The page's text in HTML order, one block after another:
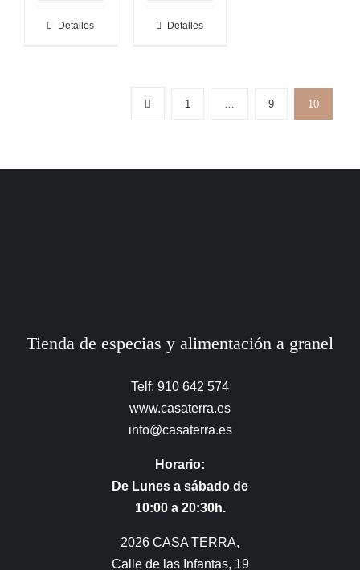
Detalles Detalles
1 9 10
Tienda de especias y alimentación a granel
Telf: 910 642 574
www.casaterra.es
info@casaterra.es
Horario:
De Lunes a sábado de
10:00 a 20:30h.
2026 CASA TERRA,
Calle de las Infantas, 19